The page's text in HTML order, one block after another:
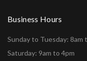
Business Hours
Sunday to Tuesday: 8am
Saturday: 9am to 4pm